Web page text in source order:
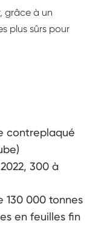
grâce à un
plus sûrs pour
contreplaqué
300 à
130 000 tonnes
en feuilles fin